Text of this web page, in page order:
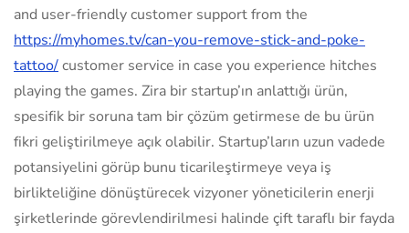
and user-friendly customer support from the
https://myhomes.tv/can-you-remove-stick-and-poke-
tattoo/customer service in case you experience hitches
playing the games. Zira bir startup’ın anlattığı ürün,
spesifik bir soruna tam bir çözüm getirmese de bu ürün
fikri geliştirilmeye açık olabilir. Startup’ların uzun vadede
potansiyelini görüp bunu ticarileştirmeye veya iş
birlikteliğine dönüştürecek vizyoner yöneticilerin enerji
şirketlerinde görevlendirilmesi halinde çift taraflı bir fayda